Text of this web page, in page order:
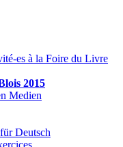
es à la Foire du Livre
2015
Medien
Deutsch